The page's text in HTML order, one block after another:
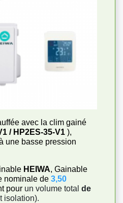
avec la clim gainé
/ HP2ES-35-V1 ),
une basse pression
HEIWA, Gainable
nominale de 3,50
pour un volume total de
isolation).